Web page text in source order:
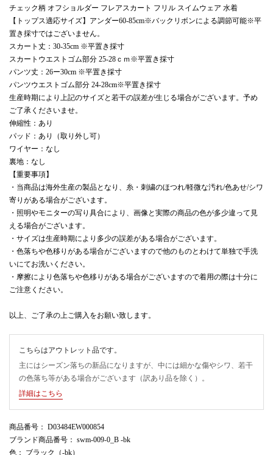
チェック柄 オフショルダー フレアスカート フリル スイムウェア 水着
【トップス適応サイズ】アンダー60-85cm※バックリボンによる調節可能※平
置き採寸ではございません。
スカート丈：30-35cm ※平置き採寸
スカートウエストゴム部分 25-28ｃｍ※平置き採寸
パンツ丈：26ー30cm ※平置き採寸
パンツウエストゴム部分 24-28cm※平置き採寸
生産時期により上記のサイズと若干の誤差が生じる場合がございます。予め
ご了承くださいませ。
伸縮性：あり
パッド：あり（取り外し可）
ワイヤー：なし
裏地：なし
【重要事項】
・当商品は海外生産の製品となり、糸・刺繍のほつれ/軽微な汚れ/色あせ/シワ
寄りがある場合がございます。
・照明やモニターの写り具合により、画像と実際の商品の色が多少違って見
える場合がございます。
・サイズは生産時期により多少の誤差がある場合がございます。
・色落ちや色移りがある場合がございますので他のものとわけて単独で手洗
いにてお洗いください。
・摩擦により色落ちや色移りがある場合がございますので着用の際は十分に
ご注意ください。
以上、ご了承の上ご購入をお願い致します。
こちらはアウトレット品です。
主にはシーズン落ちの新品になりますが、中には細かな傷やシワ、若干
の色落ち等がある場合がございます（訳あり品を除く）。
詳細はこちら
商品番号 ： D03484EW000854
ブランド商品番号 ： swm-009-0_B -bk
色 ： ブラック（-bk）